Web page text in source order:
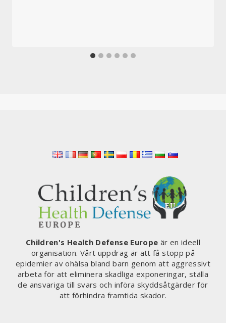
Children's Health Defense Europe är en ideell
organisation. Vårt uppdrag är att få stopp på
epidemier av ohälsa bland barn genom att aggressivt
arbeta för att eliminera skadliga exponeringar, ställa
de ansvariga till svars och införa skyddsåtgärder för
att förhindra framtida skador.